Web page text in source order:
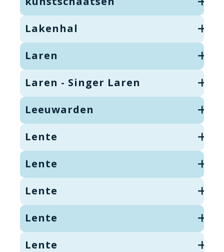
Lakenhal
Laren
Laren - Singer Laren
Leeuwarden
Lente
Lente
Lente
Lente
Lente